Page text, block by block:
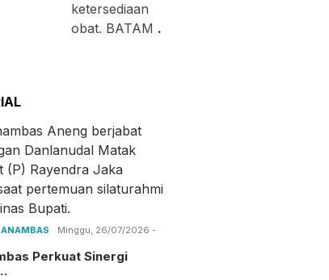
ketersediaan
obat. BATAM .
ANAMBAS
Minggu, 26/07/2026 -
Perkuat Sinergi